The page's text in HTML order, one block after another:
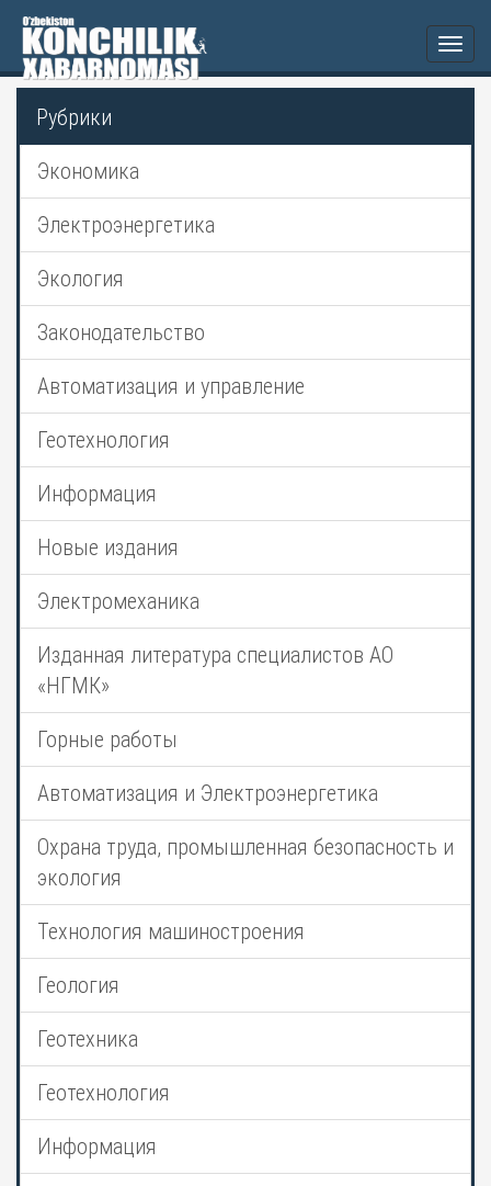
Рубрики
Экономика
Электроэнергетика
Экология
Законодательство
Автоматизация и управление
Геотехнология
Информация
Новые издания
Электромеханика
Изданная литература специалистов АО
«НГМК»
Горные работы
Автоматизация и Электроэнергетика
Охрана труда, промышленная безопасность и
экология
Технология машиностроения
Геология
Геотехника
Геотехнология
Информация